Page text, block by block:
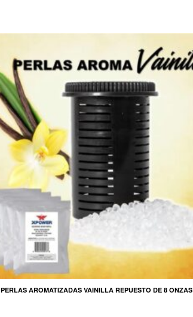
PERLAS AROMATIZADAS VAINILLA REPUESTO DE 8 ONZAS